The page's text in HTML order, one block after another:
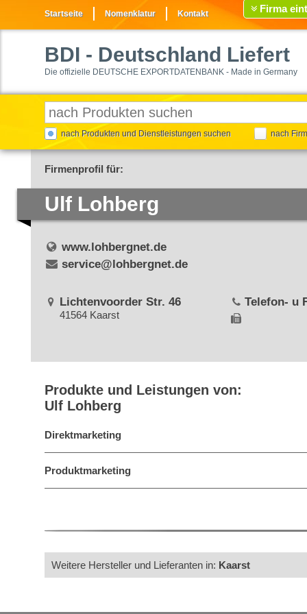
Startseite Nomenklatur Kontakt Firma
BDI - Deutschland Liefert
Die offizielle DEUTSCHE EXPORTDATENBANK - Made in Germany
nach Produkten und Dienstleistungen suchen nach
Firmenprofil für:
Ulf Lohberg
www.lohbergnet.de
service@lohbergnet.de
Lichtenvoorder Str. 46
41564 Kaarst
Telefon- u
Produkte und Leistungen von:
Ulf Lohberg
Direktmarketing
Produktmarketing
Weitere Hersteller und Lieferanten in: Kaarst